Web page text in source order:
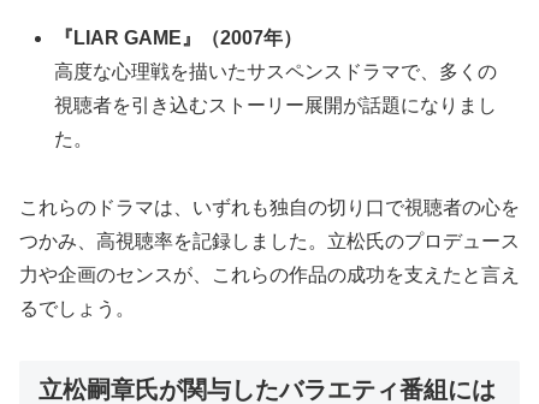
『LIAR GAME』（2007年）
高度な心理戦を描いたサスペンスドラマで、多くの
視聴者を引き込むストーリー展開が話題になりまし
た。
これらのドラマは、いずれも独自の切り口で視聴者の心を
つかみ、高視聴率を記録しました。立松氏のプロデュース
力や企画のセンスが、これらの作品の成功を支えたと言え
るでしょう。
立松嗣章氏が関与したバラエティ番組には